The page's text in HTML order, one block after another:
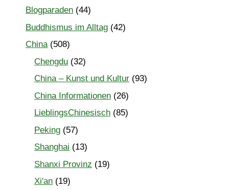
Blogparaden (44)
Buddhismus im Alltag (42)
China(508)
Chengdu (32)
China – Kunst und Kultur (93)
China Informationen (26)
LieblingsChinesisch (85)
Peking (57)
Shanghai (13)
Shanxi Provinz (19)
Xi'an (19)